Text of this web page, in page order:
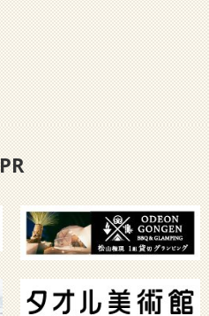
PR